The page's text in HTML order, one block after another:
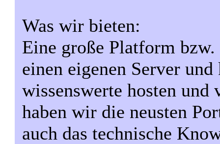
Was wir bieten:
Eine große Platform
einen eigenen Server
wissenswerte hosten
haben wir die neusten
auch das technische